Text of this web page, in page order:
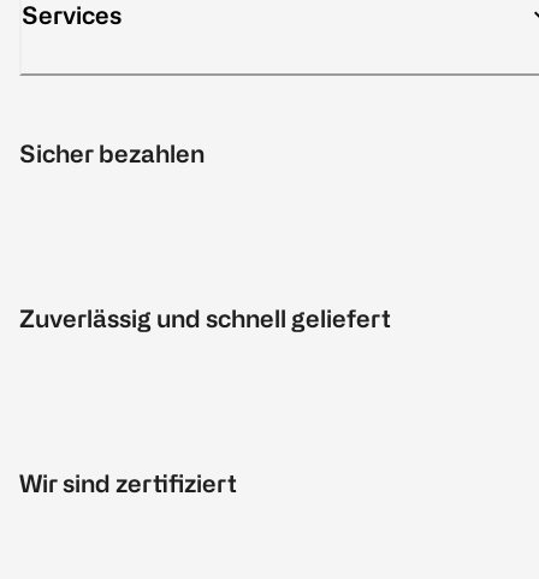
Services
Sicher bezahlen
Zuverlässig und schnell geliefert
Wir sind zertifiziert